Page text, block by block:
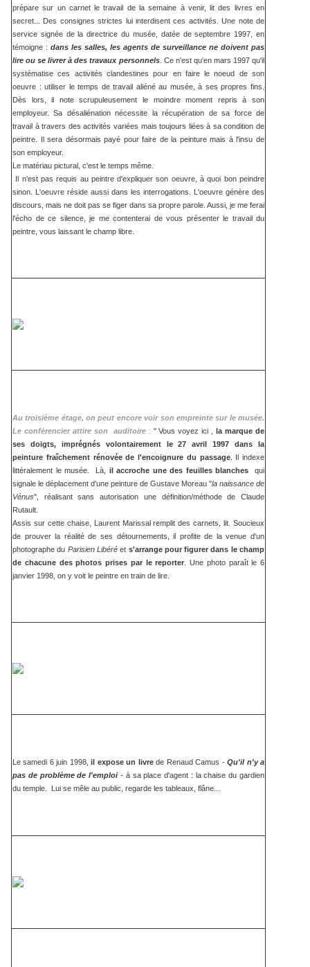
prépare sur un carnet le travail de la semaine à venir, lit des livres en
secret... Des consignes strictes lui interdisent ces activités. Une note de
service signée de la directrice du musée, datée de septembre 1997, en
témoigne : dans les salles, les agents de surveillance ne doivent pas
lire ou se livrer à des travaux personnels. Ce n'est qu'en mars 1997 qu'il
systématise ces activités clandestines pour en faire le noeud de son
oeuvre : utiliser le temps de travail aliéné au musée, à ses propres fins.
Dès lors, il note scrupuleusement le moindre moment repris à son
employeur. Sa désaliénation nécessite la récupération de sa force de
travail à travers des activités variées mais toujours liées à sa condition de
peintre. Il sera désormais payé pour faire de la peinture mais à l'insu de
son employeur.
Le matériau pictural, c'est le temps même.
Il n'est pas requis au peintre d'expliquer son oeuvre, à quoi bon peindre
sinon. L'oeuvre réside aussi dans les interrogations. L'oeuvre génère des
discours, mais ne doit pas se figer dans sa propre parole. Aussi, je me ferai
l'écho de ce silence, je me contenterai de vous présenter le travail du
peintre, vous laissant le champ libre.
Au troisième étage, on peut encore voir son empreinte sur le musée.
Le conférencier attire son auditoire: " Vous voyez ici ,la marque de
ses doigts, imprégnés volontairement le 27 avril 1997 dans la
peinture fraîchement rénovée de l'encoignure du passage. Il indexe
littéralement le musée. Là, il accroche une des feuilles blanches qui
signale le déplacement d'une peinture de Gustave Moreau "la naissance de
Vénus", réalisant sans autorisation une définition/méthode de Claude
Rutault.
Assis sur cette chaise, Laurent Marissal remplit des carnets, lit. Soucieux
de prouver la réalité de ses détournements, il profite de la venue d'un
photographe du Parisien Libéréet s'arrange pour figurer dans le champ
de chacune des photos prises par le reporter . Une photo paraît le 6
janvier 1998, on y voit le peintre en train de lire.
Le samedi 6 juin 1998,il expose un livrede Renaud Camus -Qu'il n'y a
pas de problème de l'emploi- à sa place d'agent : la chaise du gardien
du temple. Lui se mêle au public, regarde les tableaux, flâne...